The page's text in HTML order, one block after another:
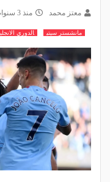
معتز محمد منذ 3 سنوات
مانشستر سيتي الدوري